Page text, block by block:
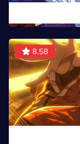
8.58